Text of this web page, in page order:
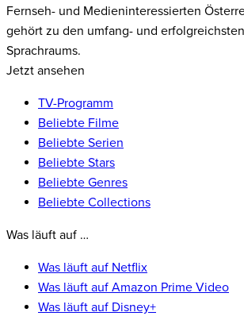
Fernseh- und Medieninteressierten
gehört zu den umfang- und
Sprachraums.
Jetzt ansehen
TV-Programm
Beliebte Filme
Beliebte Serien
Beliebte Stars
Beliebte Genres
Beliebte Collections
Was läuft auf …
Was läuft auf Netflix
Was läuft auf Amazon Prime Video
Was läuft auf Disney+